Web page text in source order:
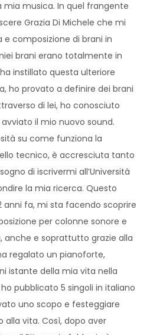
musica. In quel frangente
Grazia Di Michele che mi
composizione di brani in
brani erano totalmente in
instillato questa ulteriore
ho provato a definire dei brani
di lei, ho conosciuto
il mio nuovo sound.
su come funziona la
tecnico, è accresciuta tanto
di iscrivermi all’Università
la mia ricerca. Questo
anni fa, mi sta facendo scoprire
per colonne sonore e
anche e soprattutto grazie alla
regalato un pianoforte,
istante della mia vita nella
pubblicato 5 singoli in italiano
uno scopo e festeggiare
vita. Così, dopo aver